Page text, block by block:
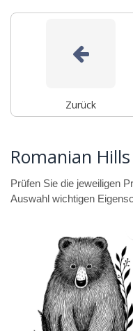
Zurück
Romanian Hills
Prüfen Sie die jeweiligen
Auswahl wichtigen